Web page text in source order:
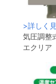
>詳しく
気圧調整
エクリア